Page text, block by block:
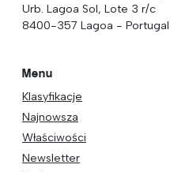
Urb. Lagoa Sol, Lote 3 r/c
8400-357 Lagoa - Portugal
Menu
Klasyfikacje
Najnowsza
Właściwości
Newsletter